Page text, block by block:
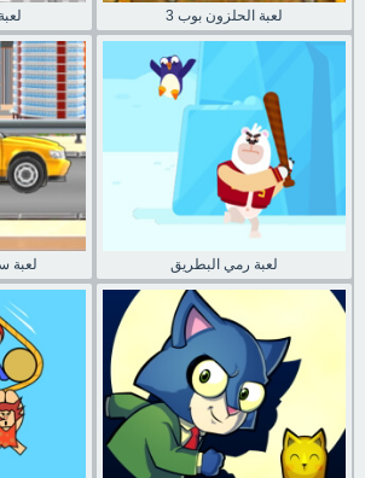
لعبة الحلزون بوب 3
لعبة لعبة رمي البطريق